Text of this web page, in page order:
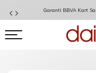
Garanti BBVA Kart